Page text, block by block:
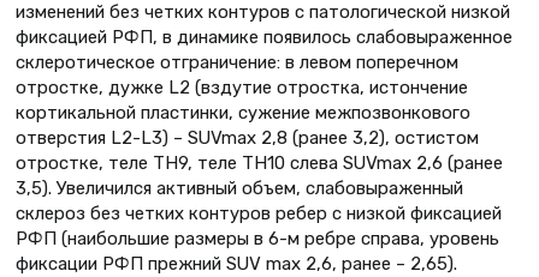
изменений без четких контуров с патологической низкой
фиксацией РФП, в динамике появилось слабовыраженное
склеротическое отграничение: в левом поперечном
отростке, дужке L2 (вздутие отростка, истончение
кортикальной пластинки, сужение межпозвонкового
отверстия L2-L3) – SUVmax 2,8 (ранее 3,2), остистом
отростке, теле ТН9, теле ТН10 слева SUVmax 2,6 (ранее
3,5). Увеличился активный объем, слабовыраженный
склероз без четких контуров ребер с низкой фиксацией
РФП (наибольшие размеры в 6-м ребре справа, уровень
фиксации РФП прежний SUV max 2,6, ранее – 2,65).